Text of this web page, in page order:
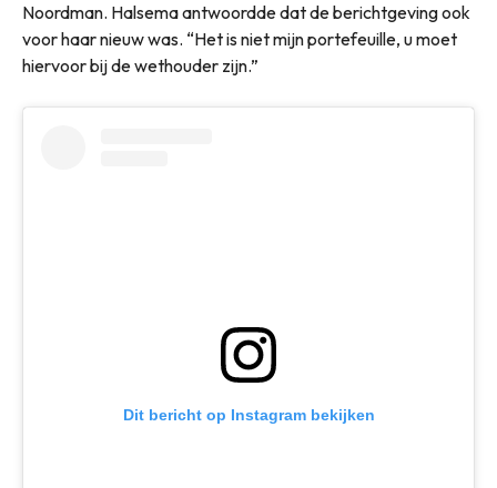
Noordman. Halsema antwoordde dat de berichtgeving ook
voor haar nieuw was. “Het is niet mijn portefeuille, u moet
hiervoor bij de wethouder zijn.”
Dit bericht op Instagram bekijken